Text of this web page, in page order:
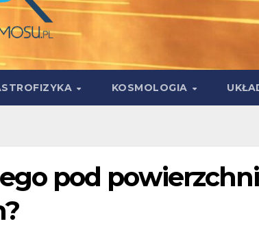
KOSMOLOGIA
pod